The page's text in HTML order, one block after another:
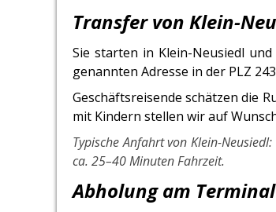
Transfer von Klein-
Sie starten in Klein-Neusiedl
genannten Adresse in der PLZ
Geschäftsreisende schätzen die
mit Kindern stellen wir auf
Typische Anfahrt von Klein-
ca. 25–40 Minuten Fahrzeit.
Abholung am